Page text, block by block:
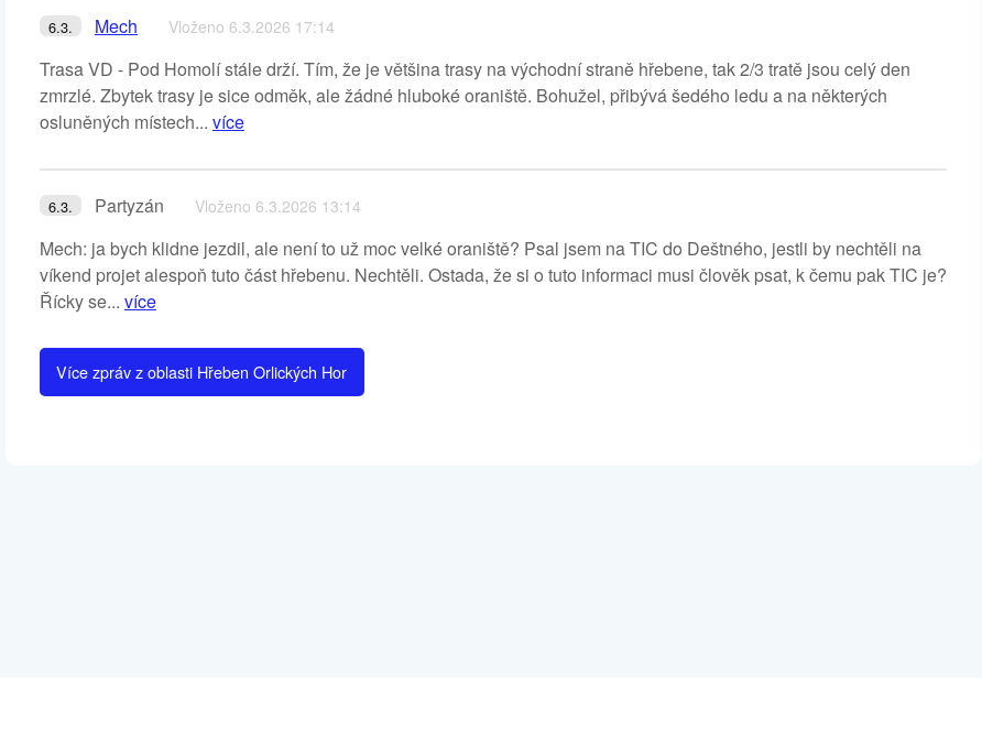
6.3. Mech Vloženo 6.3.2026 17:14
Trasa VD - Pod Homolí stále drží. Tím, že je většina trasy na východní straně hřebene, tak 2/3 tratě jsou celý den
zmrzlé. Zbytek trasy je sice odměk, ale žádné hluboké oraniště. Bohužel, přibývá šedého ledu a na některých
osluněných místech... více
6.3. Partyzán Vloženo 6.3.2026 13:14
Mech: ja bych klidne jezdil, ale není to už moc velké oraniště? Psal jsem na TIC do Deštného, jestli by nechtěli na
víkend projet alespoň tuto část hřebenu. Nechtěli. Ostada, že si o tuto informaci musi člověk psat, k čemu pak TIC je?
Řícky se... více
Více zpráv z oblasti Hřeben Orlických Hor